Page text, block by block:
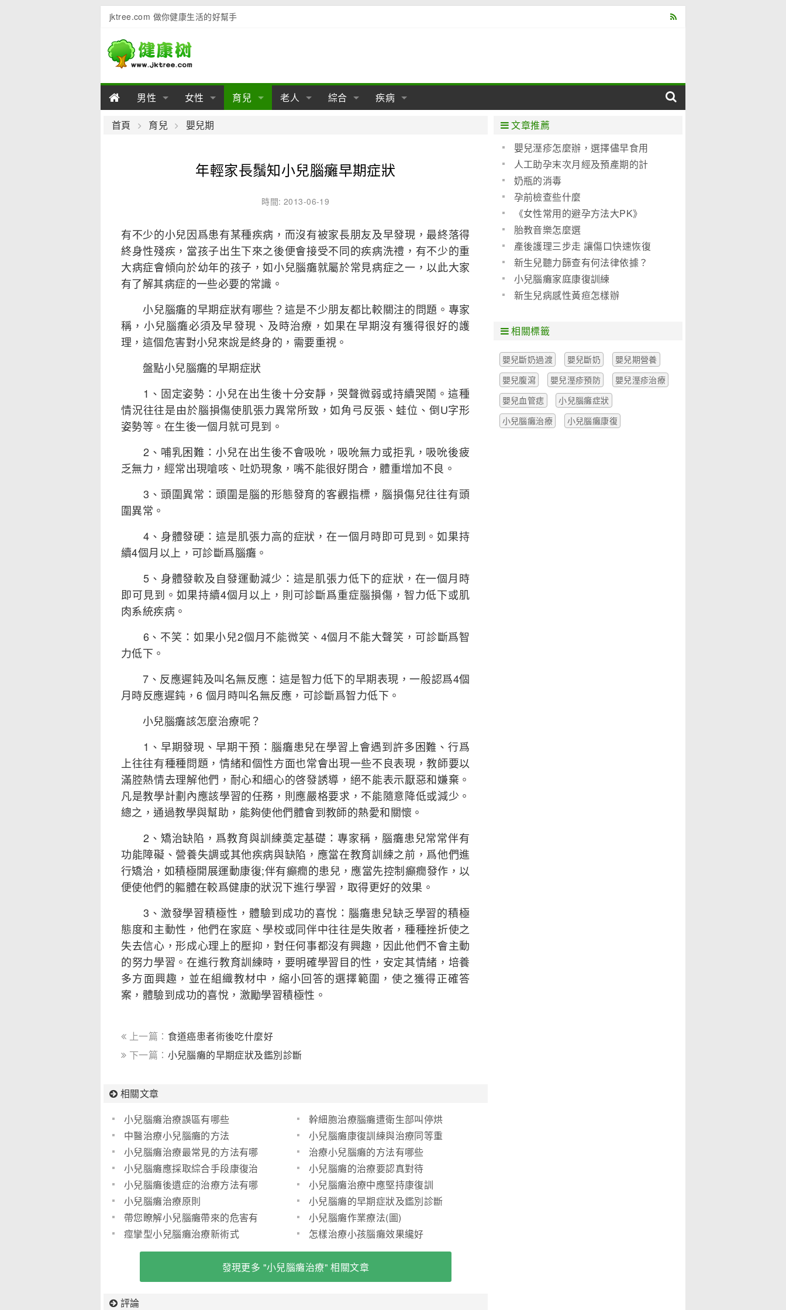
jktree.com 做你健康生活的好幫手
男性
男性陽痿
男性早泄
男性用品 男性疾病
女性
女性乳房
女性飲食
女性生理 女性疾病
育兒
幼兒期
學前期 母嬰用品
老人
老人用品
老人護理
綜合
亞健康
急救自救
疾病
肝病
泌尿科
肛腸科
心血管
內科
首頁 育兒 嬰兒期
年輕家長鬚知小兒腦癱早期症狀
時間: 2013-06-19
有不少的小兒因爲患有某種疾病，而沒有被家長朋友及早發現，最終落得
終身性殘疾，當孩子出生下來之後便會接受不同的疾病洗禮，有不少的重
大病症會傾向於幼年的孩子，如小兒腦癱就屬於常見病症之一，以此大家
有了解其病症的一些必要的常識。
小兒腦癱的早期症狀有哪些？這是不少朋友都比較關注的問題。專家
稱，小兒腦癱必須及早發現、及時治療，如果在早期沒有獲得很好的護
理，這個危害對小兒來說是終身的，需要重視。
盤點小兒腦癱的早期症狀
1、固定姿勢：小兒在出生後十分安靜，哭聲微弱或持續哭鬧。這種
情況往往是由於腦損傷使肌張力異常所致，如角弓反張、蛙位、倒U字形
姿勢等。在生後一個月就可見到。
2、哺乳困難：小兒在出生後不會吸吮，吸吮無力或拒乳，吸吮後疲
乏無力，經常出現嗆咳、吐奶現象，嘴不能很好閉合，體重增加不良。
3、頭圍異常：頭圍是腦的形態發育的客觀指標，腦損傷兒往往有頭
圍異常。
4、身體發硬：這是肌張力高的症狀，在一個月時即可見到。如果持
續4個月以上，可診斷爲腦癱。
5、身體發軟及自發運動減少：這是肌張力低下的症狀，在一個月時
即可見到。如果持續4個月以上，則可診斷爲重症腦損傷，智力低下或肌
肉系統疾病。
6、不笑：如果小兒2個月不能微笑、4個月不能大聲笑，可診斷爲智
力低下。
7、反應遲鈍及叫名無反應：這是智力低下的早期表現，一般認爲4個
月時反應遲鈍，6 個月時叫名無反應，可診斷爲智力低下。
小兒腦癱該怎麼治療呢？
1、早期發現、早期干預：腦癱患兒在學習上會遇到許多困難、行爲
上往往有種種問題，情緒和個性方面也常會出現一些不良表現，教師要以
滿腔熱情去理解他們，耐心和細心的啓發誘導，絕不能表示厭惡和嫌棄。
凡是教學計劃內應該學習的任務，則應嚴格要求，不能隨意降低或減少。
總之，通過教學與幫助，能夠使他們體會到教師的熱愛和關懷。
2、矯治缺陷，爲教育與訓練奠定基礎：專家稱，腦癱患兒常常伴有
功能障礙、營養失調或其他疾病與缺陷，應當在教育訓練之前，爲他們進
行矯治，如積極開展運動康復;伴有癲癇的患兒，應當先控制癲癇發作，以
便使他們的軀體在較爲健康的狀況下進行學習，取得更好的效果。
3、激發學習積極性，體驗到成功的喜悅：腦癱患兒缺乏學習的積極
態度和主動性，他們在家庭、學校或同伴中往往是失敗者，種種挫折使之
失去信心，形成心理上的壓抑，對任何事都沒有興趣，因此他們不會主動
的努力學習。在進行教育訓練時，要明確學習目的性，安定其情緒，培養
多方面興趣，並在組織教材中，縮小回答的選擇範圍，使之獲得正確答
案，體驗到成功的喜悅，激勵學習積極性。
上一篇： 食道癌患者術後吃什麼好
下一篇： 小兒腦癱的早期症狀及鑑別診斷
相關文章
小兒腦癱治療誤區有哪些
幹細胞治療腦癱遭衛生部叫停烘
托新希望
中醫治療小兒腦癱的方法
小兒腦癱康復訓練與治療同等重
要！
小兒腦癱治療最常見的方法有哪
些
治療小兒腦癱的方法有哪些
小兒腦癱應採取綜合手段康復治
療(圖)
小兒腦癱的治療要認真對待
小兒腦癱後遺症的治療方法有哪
些
小兒腦癱治療中應堅持康復訓
小兒腦癱治療原則
小兒腦癱的早期症狀及鑑別診斷
帶您瞭解小兒腦癱帶來的危害有
哪些
小兒腦癱作業療法(圖)
痙攣型小兒腦癱治療新術式
怎樣治療小孩腦癱效果纔好
發現更多 "小兒腦癱治療" 相關文章
評論
文章推薦
嬰兒溼疹怎麼辦，選擇儘早食用
聖 元優博
人工助孕末次月經及預產期的計
算方法
奶瓶的消毒
孕前檢查些什麼
《女性常用的避孕方法大PK》
(圖)胎教音樂怎麼選
產後護理三步走 讓傷口快速恢復
新生兒聽力篩查有何法律依據？
小兒腦癱家庭康復訓練
新生兒病感性黃疸怎樣辦
相關標籤
嬰兒斷奶過渡 嬰兒斷奶
嬰兒期營養
嬰兒腹瀉
嬰兒溼疹預防
嬰兒溼疹治療
嬰兒血管痣
小兒腦癱症狀
小兒腦癱治療
小兒腦癱康復